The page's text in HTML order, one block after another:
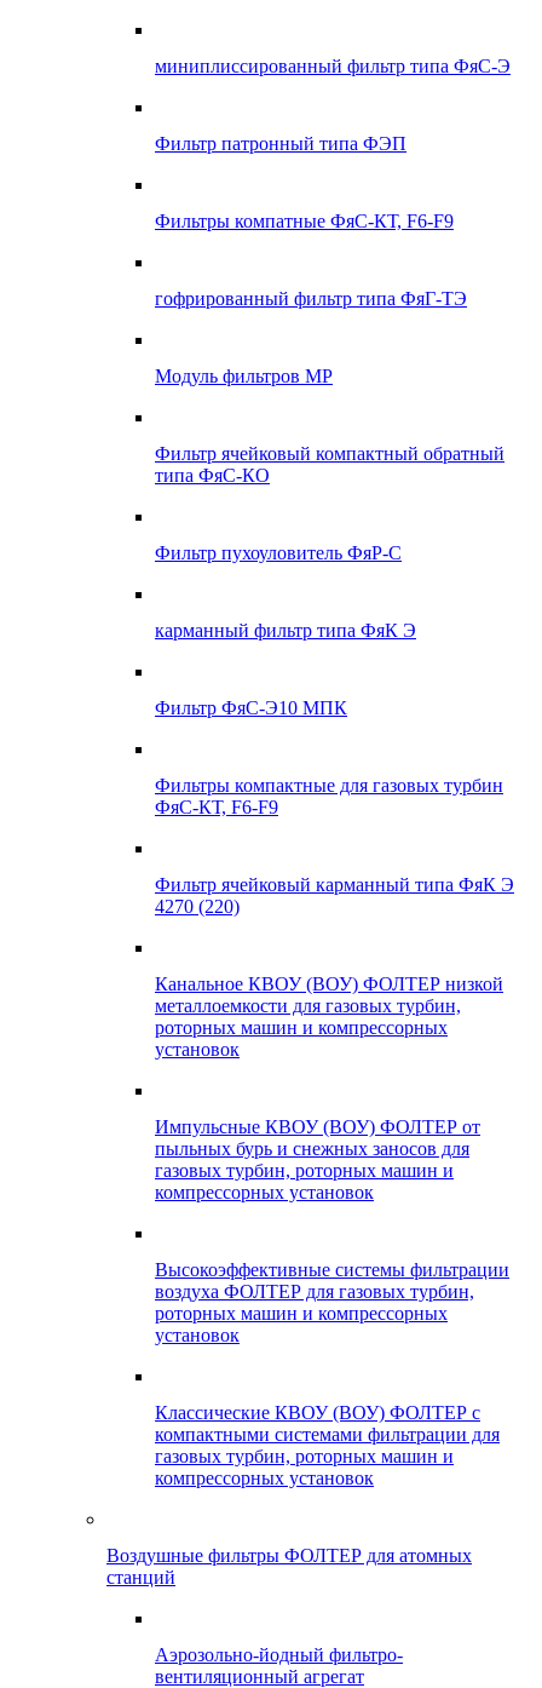
миниплиссированный фильтр типа ФяС-Э
Фильтр патронный типа ФЭП
Фильтры компатные ФяС-КТ, F6-F9
гофрированный фильтр типа ФяГ-ТЭ
Модуль фильтров МР
Фильтр ячейковый компактный обратный
типа ФяС-КО
Фильтр пухоуловитель ФяР-С
карманный фильтр типа ФяК Э
Фильтр ФяС-Э10 МПК
Фильтры компактные для газовых турбин
ФяС-КТ, F6-F9
Фильтр ячейковый карманный типа ФяК Э
4270 (220)
Канальное КВОУ (ВОУ) ФОЛТЕР низкой
металлоемкости для газовых турбин,
роторных машин и компрессорных
установок
Импульсные КВОУ (ВОУ) ФОЛТЕР от
пыльных бурь и снежных заносов для
газовых турбин, роторных машин и
компрессорных установок
Высокоэффективные системы фильтрации
воздуха ФОЛТЕР для газовых турбин,
роторных машин и компрессорных
установок
Классические КВОУ (ВОУ) ФОЛТЕР с
компактными системами фильтрации для
газовых турбин, роторных машин и
компрессорных установок
Воздушные фильтры ФОЛТЕР для атомных
станций
Аэрозольно-йодный фильтро-
вентиляционный агрегат